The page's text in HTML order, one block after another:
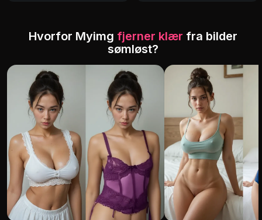
Hvorfor Myimg fjerner klær fra bilder
sømløst?